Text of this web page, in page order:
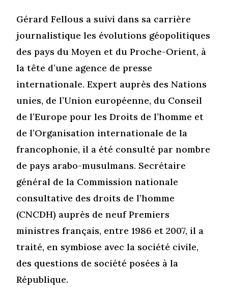
Gérard Fellous a suivi dans sa carrière
journalistique les évolutions géopolitiques
des pays du Moyen et du Proche-Orient, à
la tête d’une agence de presse
internationale. Expert auprès des Nations
unies, de l’Union européenne, du Conseil
de l’Europe pour les Droits de l’homme et
de l’Organisation internationale de la
francophonie, il a été consulté par nombre
de pays arabo-musulmans. Secrétaire
général de la Commission nationale
consultative des droits de l’homme
(CNCDH) auprès de neuf Premiers
ministres français, entre 1986 et 2007, il a
traité, en symbiose avec la société civile,
des questions de société posées à la
République.